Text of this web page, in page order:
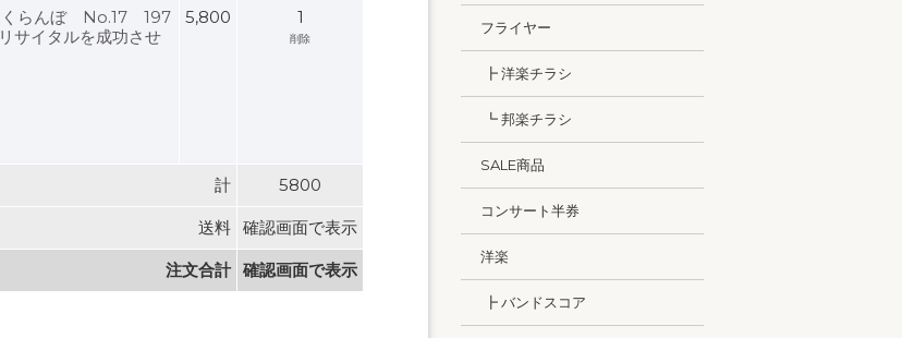
くらんぼ No.17 197
サイタルを成功させ
5,800 1
削除
計 5800
送料 確認画面で表示
注文合計 確認画面で表示
フライヤー
┣ 洋楽チラシ
┗ 邦楽チラシ
SALE商品
コンサート半券
洋楽
┣ バンドスコア